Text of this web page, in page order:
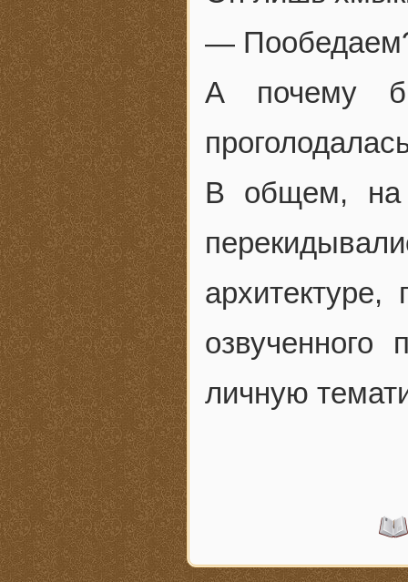
—
А почему
В общем, на
озвученного
личную